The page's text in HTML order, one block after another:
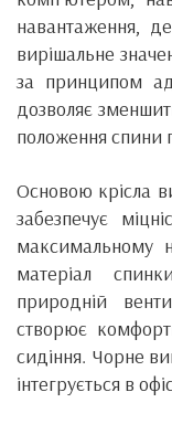
навантаження,
вирішальне
за принципом
дозволяє
положення спини
Основою крісла
забезпечує
максимальному
матеріал
природній
створює
сидіння. Чорне
інтегрується в